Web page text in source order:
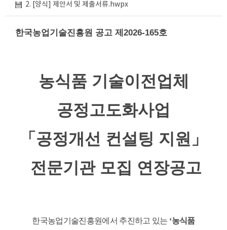
2. [양식] 제안서 및 제출서류.hwpx
한국농업기술진흥원 공고 제2026-165호
농식품 기술이전업체
공정고도화사업
「공정개선 컨설팅 지원 」
전문기관 모집 연장공고
한국농업기술진흥원에서 추진하고 있는 ‘농식품